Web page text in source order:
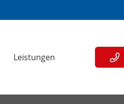
Leistungen